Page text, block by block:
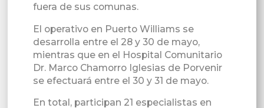
fuera de sus comunas.
El operativo en Puerto Williams se
desarrolla entre el 28 y 30 de mayo,
mientras que en el Hospital Comunitario
Dr. Marco Chamorro Iglesias de Porvenir
se efectuará entre el 30 y 31 de mayo.
En total, participan 21 especialistas en